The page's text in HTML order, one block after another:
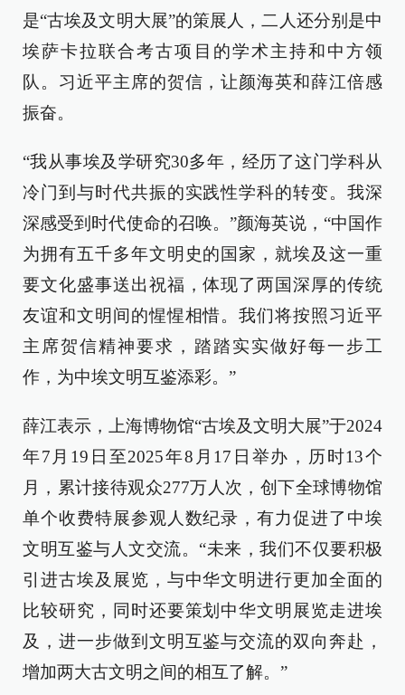
是“古埃及文明大展”的策展人，二人还分别是中
埃萨卡拉联合考古项目的学术主持和中方领
队。习近平主席的贺信，让颜海英和薛江倍感
振奋。
“我从事埃及学研究30多年，经历了这门学科从
冷门到与时代共振的实践性学科的转变。我深
深感受到时代使命的召唤。”颜海英说，“中国作
为拥有五千多年文明史的国家，就埃及这一重
要文化盛事送出祝福，体现了两国深厚的传统
友谊和文明间的惺惺相惜。我们将按照习近平
主席贺信精神要求，踏踏实实做好每一步工
作，为中埃文明互鉴添彩。”
薛江表示，上海博物馆“古埃及文明大展”于2024
年7月19日至2025年8月17日举办，历时13个
月，累计接待观众277万人次，创下全球博物馆
单个收费特展参观人数纪录，有力促进了中埃
文明互鉴与人文交流。“未来，我们不仅要积极
引进古埃及展览，与中华文明进行更加全面的
比较研究，同时还要策划中华文明展览走进埃
及，进一步做到文明互鉴与交流的双向奔赴，
增加两大古文明之间的相互了解。”